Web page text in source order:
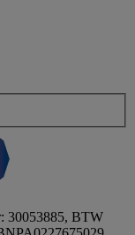
30053885, BTW